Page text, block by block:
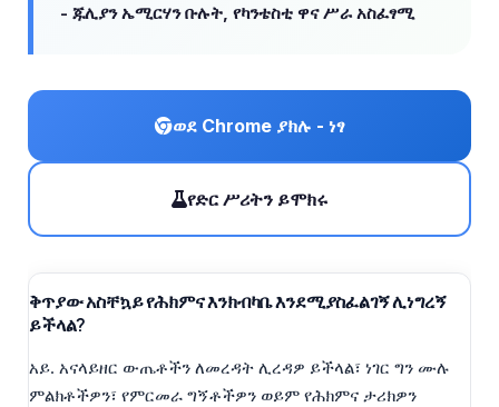
- ጁሊያን ኤሚርሃን ቡሉት, የካንቴስቲ ዋና ሥራ አስፈፃሚ
ወደ Chrome ያክሉ - ነፃ
የድር ሥሪትን ይሞክሩ
ቅጥያው አስቸኳይ የሕክምና እንክብካቤ እንደሚያስፈልገኝ ሊነግረኝ
ይችላል?
አይ. አናላይዘር ውጤቶችን ለመረዳት ሊረዳዎ ይችላል፣ ነገር ግን ሙሉ
ምልክቶችዎን፣ የምርመራ ግኝቶችዎን ወይም የሕክምና ታሪክዎን